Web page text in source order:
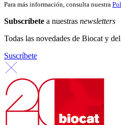
Para más información, consulta nuestra
Subscríbete a nuestras newsletters
Todas las novedades de Biocat y
Suscríbete